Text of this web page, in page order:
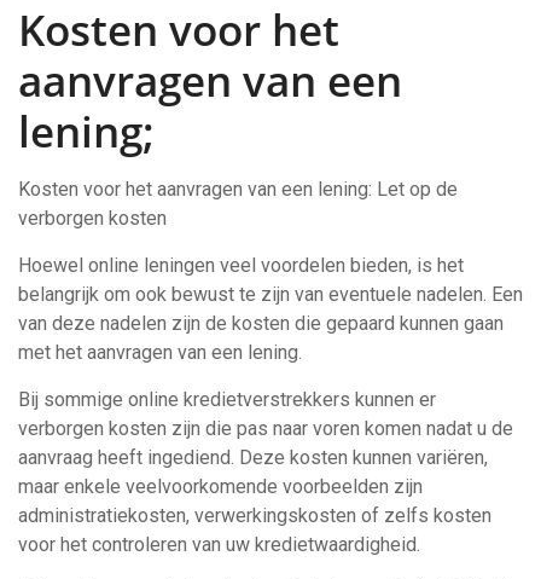
Kosten voor het
aanvragen van een
lening;
Kosten voor het aanvragen van een lening: Let op de
verborgen kosten
Hoewel online leningen veel voordelen bieden, is het
belangrijk om ook bewust te zijn van eventuele nadelen. Een
van deze nadelen zijn de kosten die gepaard kunnen gaan
met het aanvragen van een lening.
Bij sommige online kredietverstrekkers kunnen er
verborgen kosten zijn die pas naar voren komen nadat u de
aanvraag heeft ingediend. Deze kosten kunnen variëren,
maar enkele veelvoorkomende voorbeelden zijn
administratiekosten, verwerkingskosten of zelfs kosten
voor het controleren van uw kredietwaardigheid.